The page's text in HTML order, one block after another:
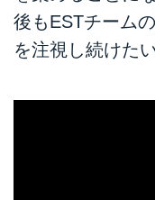
後もESTチーム
を注視し続けた